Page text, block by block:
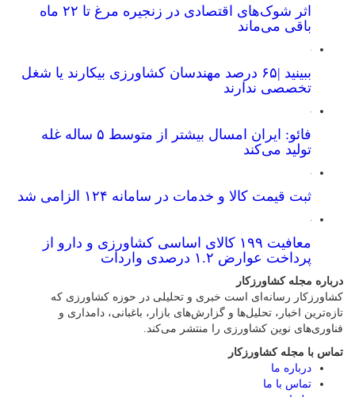
اثر شوک‌های اقتصادی در زنجیره مرغ تا ۲۲ ماه
باقی می‌ماند
ببینید |۶۵ درصد مهندسان کشاورزی بیکارند یا شغل
تخصصی ندارند
فائو: ایران امسال بیشتر از متوسط ۵ ساله غله
تولید می‌کند
ثبت قیمت کالا و خدمات در سامانه ۱۲۴ الزامی شد
معافیت ۱۹۹ کالای اساسی کشاورزی و دارو از
پرداخت عوارض ۱.۲ درصدی واردات
درباره مجله کشاورزکار
کشاورزکار رسانه‌ای است خبری و تحلیلی در حوزه کشاورزی که
تازه‌ترین اخبار، تحلیل‌ها و گزارش‌های بازار، باغبانی، دامداری و
فناوری‌های نوین کشاورزی را منتشر می‌کند.
تماس با مجله کشاورزکار
درباره ما
تماس با ما